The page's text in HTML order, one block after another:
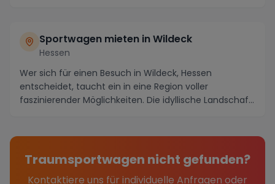
Sportwagen mieten in Wildeck
Hessen
Wer sich für einen Besuch in Wildeck, Hessen
entscheidet, taucht ein in eine Region voller
faszinierender Möglichkeiten. Die idyllische Landschaft
Traumsportwagen nicht gefunden?
Kontaktiere uns für individuelle Anfragen oder